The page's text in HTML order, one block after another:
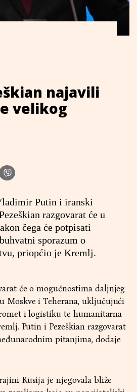
najavili
velikog
Putin i iranski
razgovarat će u
čega će potpisati
sporazum o
priopćio je Kremlj.
će o mogućnostima daljnjeg
Moskve i Teherana, uključujući
i logistiku te humanitarna
Putin i Pezeškian razgovarat
pitanjima, dodaje
Rusija je njegovala bliže